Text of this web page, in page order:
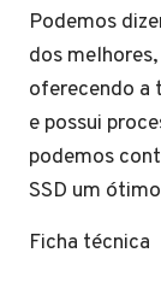
Podemos
dos
oferecendo a
e possui
podemos
SSD um
Ficha técnica